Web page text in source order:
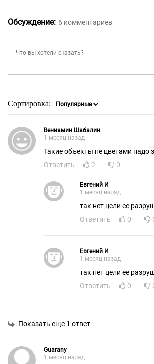
Обсуждение: 6 комментариев
Сортировка:
Вениамин Шабалин
1 месяц назад
Такие объекты не цветами надо
Ответить
2 0
Евгений И
1 месяц назад
так нет цели ее
Ответить
0
Евгений И
1 месяц назад
так нет цели ее
Ответить
0
Показать еще 1 ответ
Guarany
1 месяц назад